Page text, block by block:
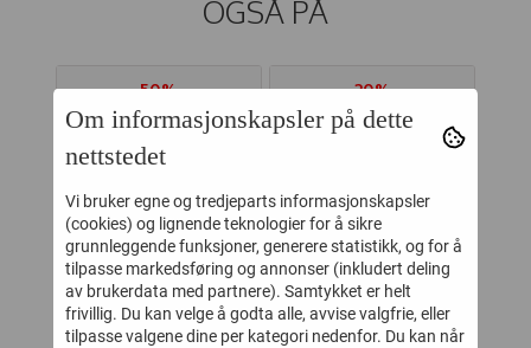
OGSÅ PÅ
50% 20%
Om informasjonskapsler på dette
nettstedet
Vi bruker egne og tredjeparts informasjonskapsler
(cookies) og lignende teknologier for å sikre
grunnleggende funksjoner, generere statistikk, og for å
tilpasse markedsføring og annonser (inkludert deling
av brukerdata med partnere). Samtykket er helt
frivillig. Du kan velge å godta alle, avvise valgfrie, eller
tilpasse valgene dine per kategori nedenfor. Du kan når